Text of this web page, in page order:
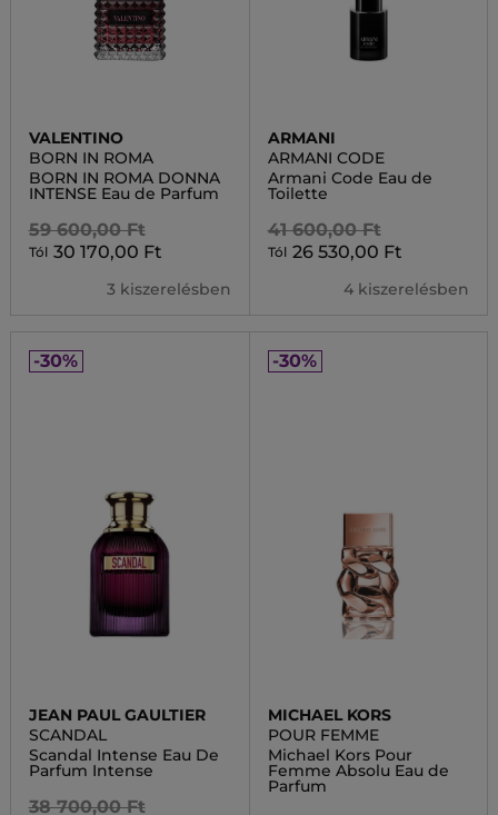
VALENTINO
BORN IN ROMA
BORN IN ROMA DONNA
INTENSE Eau de Parfum
59 600,00 Ft
Tól 30 170,00 Ft
3 kiszerelésben
ARMANI
ARMANI CODE
Armani Code Eau de
Toilette
41 600,00 Ft
Tól 26 530,00 Ft
4 kiszerelésben
-30%
JEAN PAUL GAULTIER
SCANDAL
Scandal Intense Eau De
Parfum Intense
38 700,00 Ft
-30%
MICHAEL KORS
POUR FEMME
Michael Kors Pour
Femme Absolu Eau de
Parfum